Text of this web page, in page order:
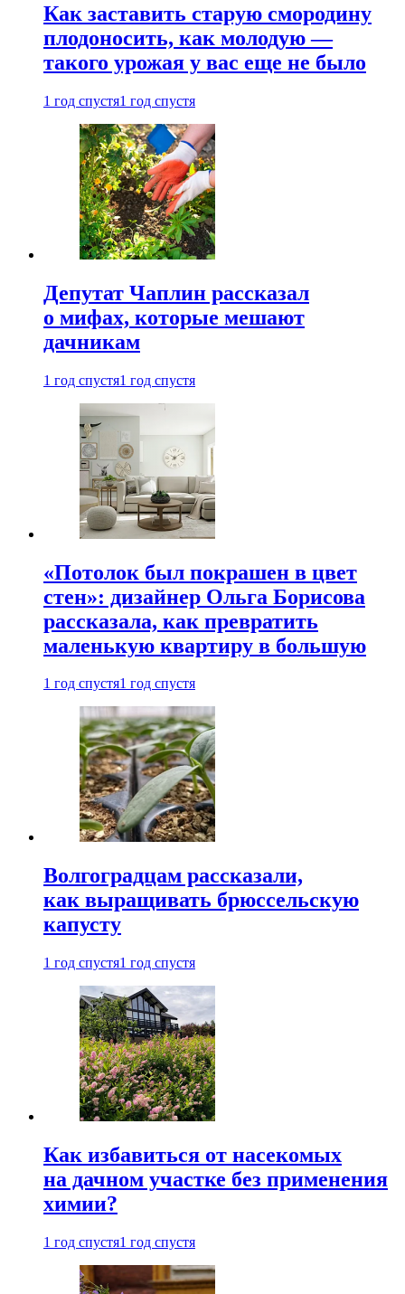
Как заставить старую смородину
плодоносить, как молодую —
такого урожая у вас еще не было
1 год спустя1 год спустя
Депутат Чаплин рассказал
о мифах, которые мешают
дачникам
1 год спустя1 год спустя
«Потолок был покрашен в цвет
стен»: дизайнер Ольга Борисова
рассказала, как превратить
маленькую квартиру в большую
1 год спустя1 год спустя
Волгоградцам рассказали,
как выращивать брюссельскую
капусту
1 год спустя1 год спустя
Как избавиться от насекомых
на дачном участке без применения
химии?
1 год спустя1 год спустя